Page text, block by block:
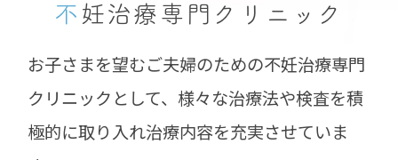
不 妊治療専門 クリニック
お子さまを望むご夫婦のための不妊治療専門
クリニックとして、様々な治療法や検査を積
極的に取り入れ治療内容を充実させていま